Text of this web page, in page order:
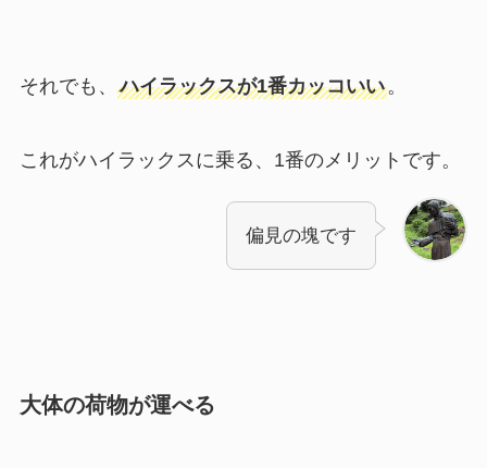
それでも、 ハイラックスが1番カッコいい。
これがハイラックスに乗る、1番のメリットです。
偏見の塊です
大体の荷物が運べる